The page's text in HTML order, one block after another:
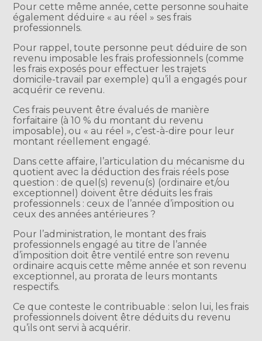
Pour cette même année, cette personne souhaite
également déduire « au réel » ses frais
professionnels.
Pour rappel, toute personne peut déduire de son
revenu imposable les frais professionnels (comme
les frais exposés pour effectuer les trajets
domicile-travail par exemple) qu’il a engagés pour
acquérir ce revenu.
Ces frais peuvent être évalués de manière
forfaitaire (à 10 % du montant du revenu
imposable), ou « au réel », c’est-à-dire pour leur
montant réellement engagé.
Dans cette affaire, l’articulation du mécanisme du
quotient avec la déduction des frais réels pose
question : de quel(s) revenu(s) (ordinaire et/ou
exceptionnel) doivent être déduits les frais
professionnels : ceux de l’année d’imposition ou
ceux des années antérieures ?
Pour l’administration, le montant des frais
professionnels engagé au titre de l’année
d’imposition doit être ventilé entre son revenu
ordinaire acquis cette même année et son revenu
exceptionnel, au prorata de leurs montants
respectifs.
Ce que conteste le contribuable : selon lui, les frais
professionnels doivent être déduits du revenu
qu’ils ont servi à acquérir.